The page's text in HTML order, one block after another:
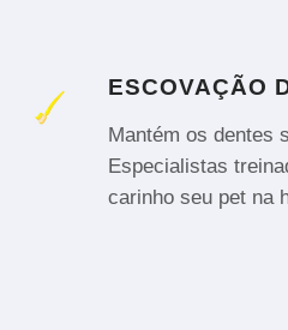
ESCOVAÇÃO
Mantém os dentes
Especialistas
carinho seu pet na